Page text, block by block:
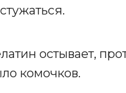
остывает,
комочков.